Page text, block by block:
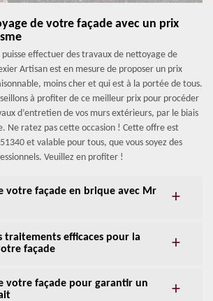
de votre façade avec un prix
effectuer des travaux de nettoyage de
Artisan est en mesure de proposer un prix
moins cher et qui est à la portée de tous.
à profiter de ce meilleur prix pour procéder
d’entretien de vos murs extérieurs, par le biais
Ne ratez pas cette occasion ! Cette offre est
et valable pour tous, que vous soyez des
Veuillez en profiter !
votre façade en brique avec Mr
traitements efficaces pour la
façade
votre façade pour garantir un